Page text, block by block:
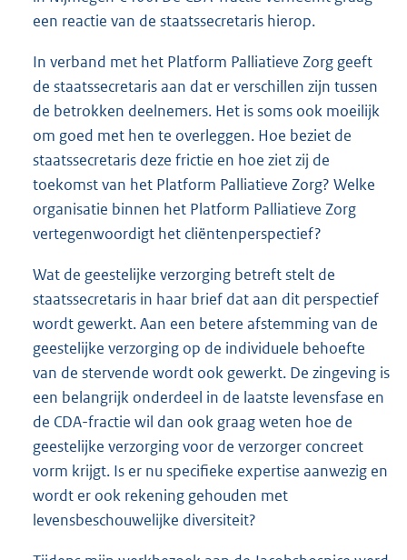
een reactie van de staatssecretaris hierop.
In verband met het Platform Palliatieve Zorg geeft
de staatssecretaris aan dat er verschillen zijn tussen
de betrokken deelnemers. Het is soms ook moeilijk
om goed met hen te overleggen. Hoe beziet de
staatssecretaris deze frictie en hoe ziet zij de
toekomst van het Platform Palliatieve Zorg? Welke
organisatie binnen het Platform Palliatieve Zorg
vertegenwoordigt het cliëntenperspectief?
Wat de geestelijke verzorging betreft stelt de
staatssecretaris in haar brief dat aan dit perspectief
wordt gewerkt. Aan een betere afstemming van de
geestelijke verzorging op de individuele behoefte
van de stervende wordt ook gewerkt. De zingeving is
een belangrijk onderdeel in de laatste levensfase en
de CDA-fractie wil dan ook graag weten hoe de
geestelijke verzorging voor de verzorger concreet
vorm krijgt. Is er nu specifieke expertise aanwezig en
wordt er ook rekening gehouden met
levensbeschouwelijke diversiteit?